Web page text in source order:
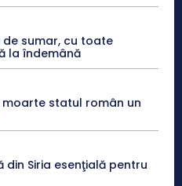
de sumar, cu toate
la îndemână
statul român un
din Siria esenţială pentru